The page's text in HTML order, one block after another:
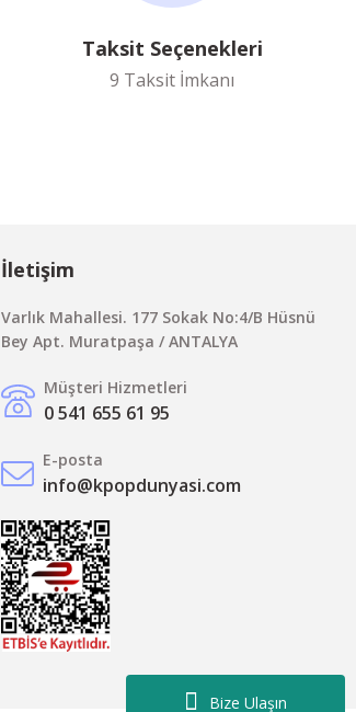
Bize Ulaşın
Taksit Seçenekleri
9 Taksit İmkanı
İletişim
Varlık Mahallesi. 177 Sokak No:4/B Hüsnü
Bey Apt. Muratpaşa / ANTALYA
Müşteri Hizmetleri
0 541 655 61 95
E-posta
info@kpopdunyasi.com